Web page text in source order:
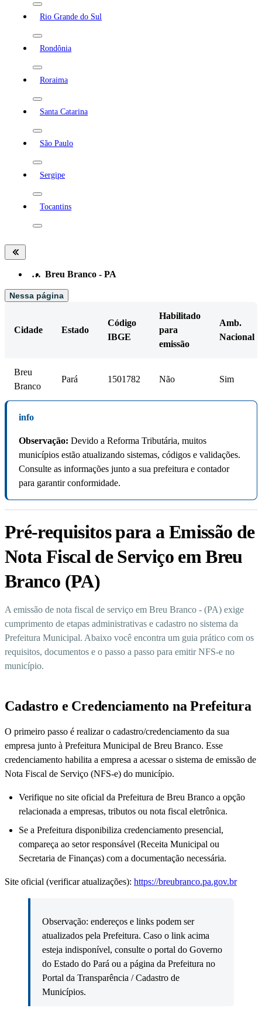
Rio Grande do Sul
Rondônia
Roraima
Santa Catarina
São Paulo
Sergipe
Tocantins
… Breu Branco - PA
Nessa página
Cidade Estado
Código
IBGE
Habilitado
para
emissão
Amb.
Nacional
Breu
Branco
Pará 1501782 Não Sim
info
Observação: Devido a Reforma Tributária, muitos
municípios estão atualizando sistemas, códigos e validações.
Consulte as informações junto a sua prefeitura e contador
para garantir conformidade.
Pré-requisitos para a Emissão de
Nota Fiscal de Serviço em Breu
Branco (PA)
A emissão de nota fiscal de serviço em Breu Branco - (PA) exige
cumprimento de etapas administrativas e cadastro no sistema da
Prefeitura Municipal. Abaixo você encontra um guia prático com os
requisitos, documentos e o passo a passo para emitir NFS-e no
município.
Cadastro e Credenciamento na Prefeitura
O primeiro passo é realizar o cadastro/credenciamento da sua
empresa junto à Prefeitura Municipal de Breu Branco. Esse
credenciamento habilita a empresa a acessar o sistema de emissão de
Nota Fiscal de Serviço (NFS-e) do município.
Verifique no site oficial da Prefeitura de Breu Branco a opção
relacionada a empresas, tributos ou nota fiscal eletrônica.
Se a Prefeitura disponibiliza credenciamento presencial,
compareça ao setor responsável (Receita Municipal ou
Secretaria de Finanças) com a documentação necessária.
Site oficial (verificar atualizações): https://breubranco.pa.gov.br
Observação: endereços e links podem ser
atualizados pela Prefeitura. Caso o link acima
esteja indisponível, consulte o portal do Governo
do Estado do Pará ou a página da Prefeitura no
Portal da Transparência / Cadastro de
Municípios.